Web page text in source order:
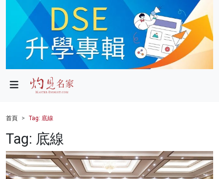
政局
財經
健康
商業
首頁 Tag: 底線
Tag: 底線